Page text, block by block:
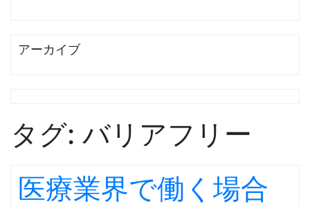
アーカイブ
タグ: バリアフリー
医療業界で働く場合